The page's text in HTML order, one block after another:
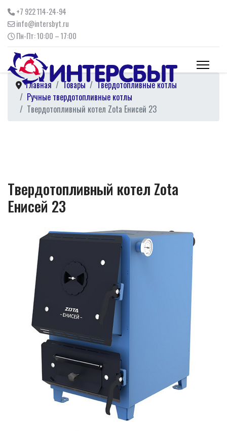
+7 922 114-24-94
info@intersbyt.ru
Пн-Пт: 10:00 – 17:00
Главная Товары
Твердотопливные котлы
Ручные твердотопливные котлы
Твердотопливный котел Zota Енисей 23
Твердотопливный котел Zota
Енисей 23